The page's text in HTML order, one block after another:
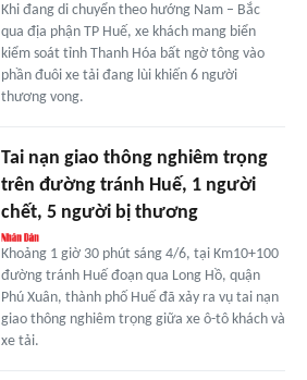
Khi đang di chuyển theo hướng Nam – Bắc
qua địa phận TP Huế, xe khách mang biển
kiểm soát tỉnh Thanh Hóa bất ngờ tông vào
phần đuôi xe tải đang lùi khiến 6 người
thương vong.
Tai nạn giao thông nghiêm trọng
trên đường tránh Huế, 1 người
chết, 5 người bị thương
Khoảng 1 giờ 30 phút sáng 4/6, tại Km10+100
đường tránh Huế đoạn qua Long Hồ, quận
Phú Xuân, thành phố Huế đã xảy ra vụ tai nạn
giao thông nghiêm trọng giữa xe ô-tô khách và
xe tải.